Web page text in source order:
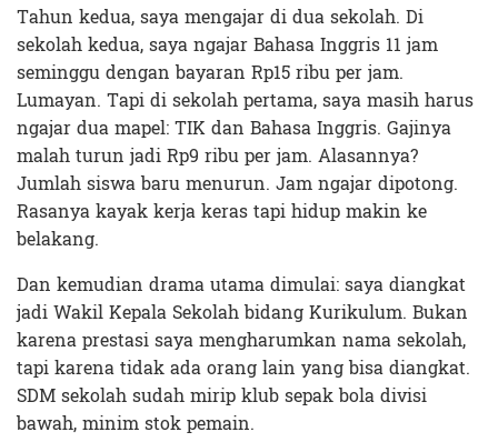
Tahun kedua, saya mengajar di dua sekolah. Di
sekolah kedua, saya ngajar Bahasa Inggris 11 jam
seminggu dengan bayaran Rp15 ribu per jam.
Lumayan. Tapi di sekolah pertama, saya masih harus
ngajar dua mapel: TIK dan Bahasa Inggris. Gajinya
malah turun jadi Rp9 ribu per jam. Alasannya?
Jumlah siswa baru menurun. Jam ngajar dipotong.
Rasanya kayak kerja keras tapi hidup makin ke
belakang.
Dan kemudian drama utama dimulai: saya diangkat
jadi Wakil Kepala Sekolah bidang Kurikulum. Bukan
karena prestasi saya mengharumkan nama sekolah,
tapi karena tidak ada orang lain yang bisa diangkat.
SDM sekolah sudah mirip klub sepak bola divisi
bawah, minim stok pemain.